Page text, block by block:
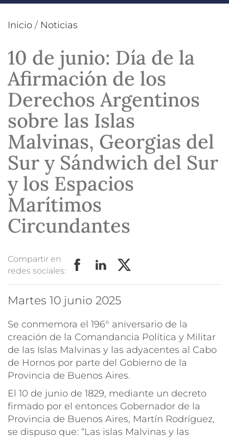
Inicio / Noticias
10 de junio: Día de la
Afirmación de los
Derechos Argentinos
sobre las Islas
Malvinas, Georgias del
Sur y Sándwich del Sur
y los Espacios
Marítimos
Circundantes
Compartir en
redes sociales:
martes 10 junio 2025
Se conmemora el 196° aniversario de la
creación de la Comandancia Política y Militar
de las Islas Malvinas y las adyacentes al Cabo
de Hornos por parte del Gobierno de la
Provincia de Buenos Aires.
El 10 de junio de 1829, mediante un decreto
firmado por el entonces Gobernador de la
Provincia de Buenos Aires, Martín Rodríguez,
se dispuso que: “Las islas Malvinas y las